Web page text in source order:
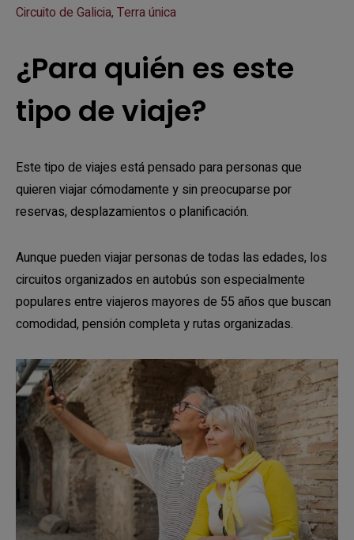
Circuito de Galicia, Terra única
¿Para quién es este
tipo de viaje?
Este tipo de viajes está pensado para personas que
quieren viajar cómodamente y sin preocuparse por
reservas, desplazamientos o planificación.
Aunque pueden viajar personas de todas las edades, los
circuitos organizados en autobús son especialmente
populares entre viajeros mayores de 55 años que buscan
comodidad, pensión completa y rutas organizadas.